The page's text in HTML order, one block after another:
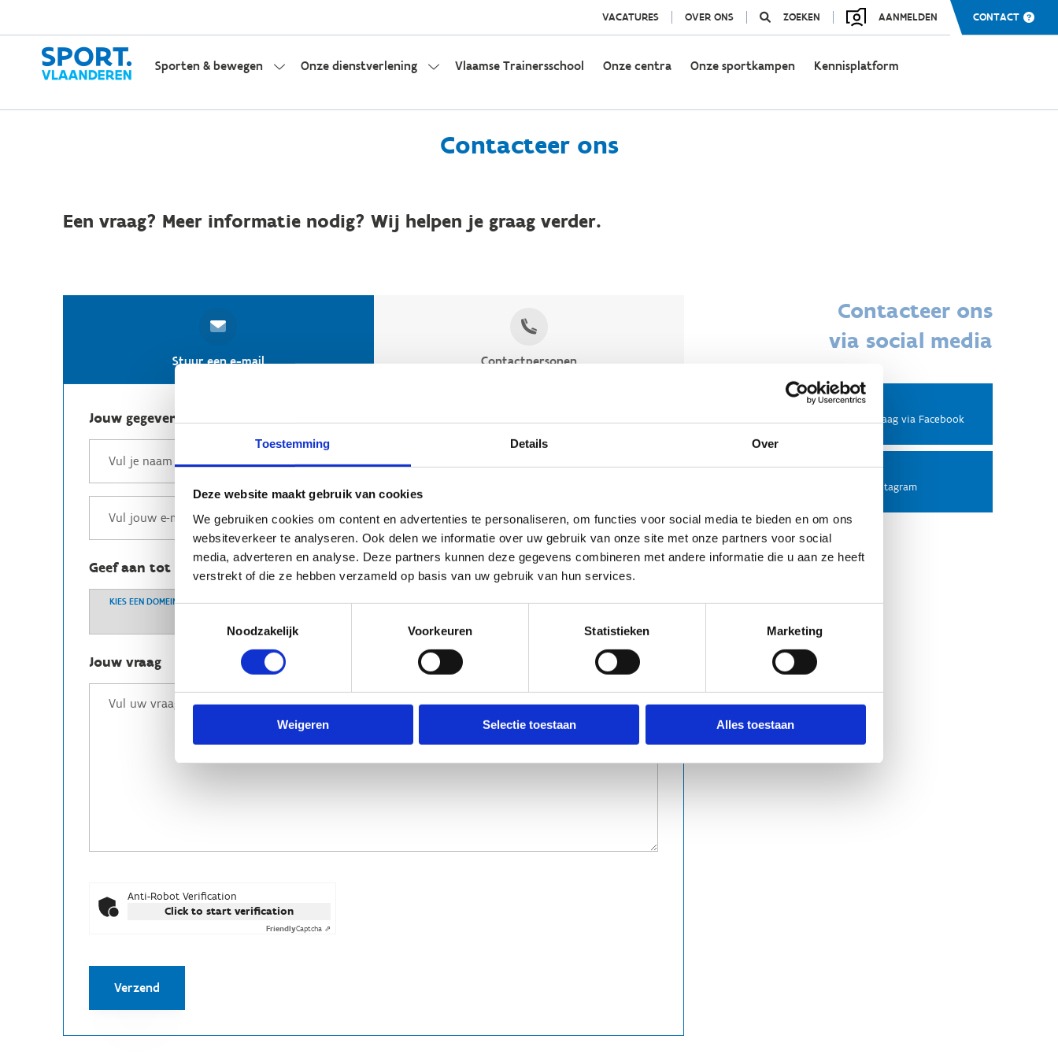
Toestemming Details Over
Deze website maakt gebruik van cookies
We gebruiken cookies om content en advertenties te personaliseren, om functies voor social media te bieden en om ons
websiteverkeer te analyseren. Ook delen we informatie over uw gebruik van onze site met onze partners voor social
media, adverteren en analyse. Deze partners kunnen deze gegevens combineren met andere informatie die u aan ze heeft
verstrekt of die ze hebben verzameld op basis van uw gebruik van hun services.
Noodzakelijk
Voorkeuren Statistieken Marketing
Weigeren Selectie toestaan Alles toestaan
VACATURES OVER ONS ZOEKEN AANMELDEN CONTACT
Sporten & bewegen Onze dienstverlening Vlaamse Trainersschool Onze centra Onze sportkampen Kennisplatform
Contacteer ons
Een vraag? Meer informatie nodig? Wij helpen je graag verder.
Stuur een e-mail Contactpersonen
Jouw gegevens
Geef aan tot welk domein jouw vraag behoort
KIES EEN DOMEIN
Jouw vraag
Anti-Robot Verification
Click to start verification
FriendlyCaptcha ⇗
Verzend
Contacteer ons
via social media
Facebook
Stel ons een vraag via Facebook
Instagram
Volg ons op Instagram